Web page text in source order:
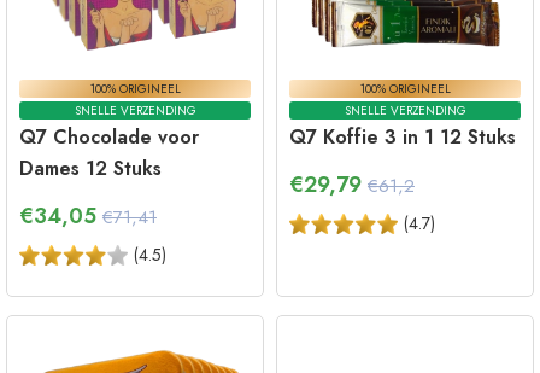
100% ORIGINEEL
SNELLE VERZENDING
Q7 Chocolade voor
Dames 12 Stuks
€34,05 €71,41
(4.5)
100% ORIGINEEL
SNELLE VERZENDING
Q7 Koffie 3 in 1 12 Stuks
€29,79 €61,2
(4.7)